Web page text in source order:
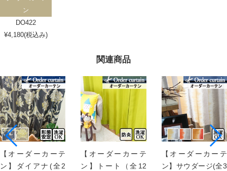
関連商品
【オーダーカーテ
ン】ダイアナ(全2
【オーダーカーテ
ン】トート（全12
【オーダーカーテ
ン】サウダージ(全3
ン
DO422
¥4,180(税込み)